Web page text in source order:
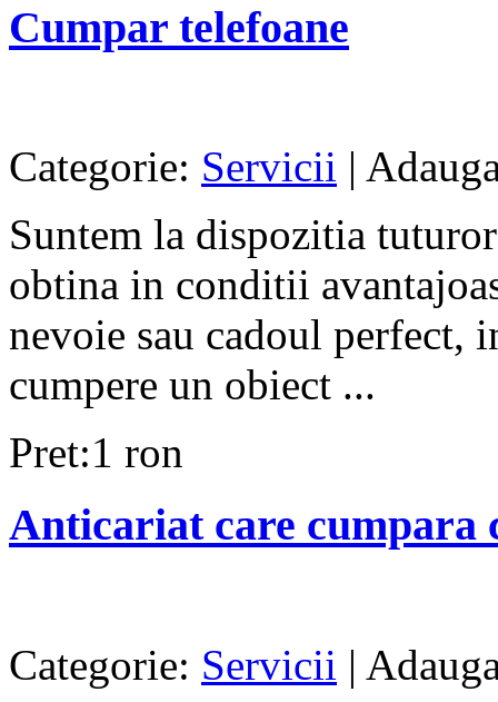
Cumpar telefoane
Categorie: Servicii |
Suntem la dispozitia
obtina in conditii
nevoie sau cadoul perfect,
cumpere un obiect ...
Pret:1 ron
Anticariat care cumpara
Categorie: Servicii |